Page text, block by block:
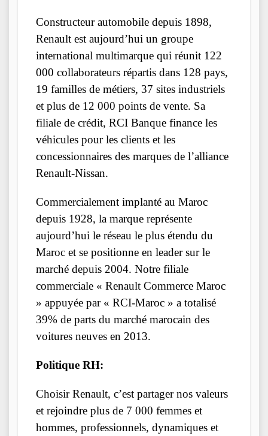
Constructeur automobile depuis 1898,
Renault est aujourd’hui un groupe
international multimarque qui réunit 122
000 collaborateurs répartis dans 128 pays,
19 familles de métiers, 37 sites industriels
et plus de 12 000 points de vente. Sa
filiale de crédit, RCI Banque finance les
véhicules pour les clients et les
concessionnaires des marques de l’alliance
Renault-Nissan.
Commercialement implanté au Maroc
depuis 1928, la marque représente
aujourd’hui le réseau le plus étendu du
Maroc et se positionne en leader sur le
marché depuis 2004. Notre filiale
commerciale « Renault Commerce Maroc
» appuyée par « RCI-Maroc » a totalisé
39% de parts du marché marocain des
voitures neuves en 2013.
Politique RH:
Choisir Renault, c’est partager nos valeurs
et rejoindre plus de 7 000 femmes et
hommes, professionnels, dynamiques et